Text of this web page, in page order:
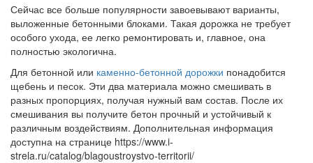
Сейчас все больше популярности завоевывают варианты,
выложенные бетонными блоками. Такая дорожка не требует
особого ухода, ее легко ремонтировать и, главное, она
полностью экологична.
Для бетонной или каменно-бетонной дорожки понадобится
щебень и песок. Эти два материала можно смешивать в
разных пропорциях, получая нужный вам состав. После их
смешивания вы получите бетон прочный и устойчивый к
различным воздействиям. Дополнительная информация
доступна на странице https://www.i-
strela.ru/catalog/blagoustroystvo-territorii/